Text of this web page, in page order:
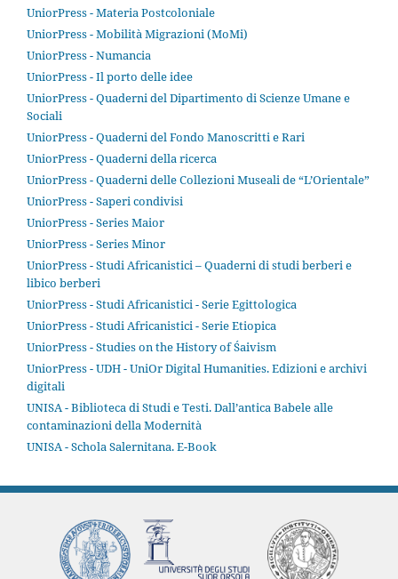
UniorPress - Materia Postcoloniale
UniorPress - Mobilità Migrazioni (MoMi)
UniorPress - Numancia
UniorPress - Il porto delle idee
UniorPress - Quaderni del Dipartimento di Scienze Umane e
Sociali
UniorPress - Quaderni del Fondo Manoscritti e Rari
UniorPress - Quaderni della ricerca
UniorPress - Quaderni delle Collezioni Museali de “L’Orientale”
UniorPress - Saperi condivisi
UniorPress - Series Maior
UniorPress - Series Minor
UniorPress - Studi Africanistici – Quaderni di studi berberi e
libico berberi
UniorPress - Studi Africanistici - Serie Egittologica
UniorPress - Studi Africanistici - Serie Etiopica
UniorPress - Studies on the History of Śaivism
UniorPress - UDH - UniOr Digital Humanities. Edizioni e archivi
digitali
UNISA - Biblioteca di Studi e Testi. Dall’antica Babele alle
contaminazioni della Modernità
UNISA - Schola Salernitana. E-Book